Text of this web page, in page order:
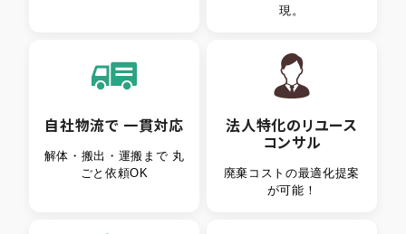
現。
自社物流で 一貫対応
解体・搬出・運搬まで 丸
ごと依頼OK
法人特化のリユース
コンサル
廃棄コストの最適化提案
が可能！